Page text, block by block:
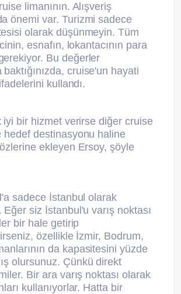
limanının. Alışveriş
önemi var. Turizmi sadece
olarak düşünmeyin. Tüm
esnafın, lokantacının para
Bu değerler
baktığınızda, cruise'un hayati
kullandı.
iyi bir hizmet verirse diğer cruise
hedef destinasyonu haline
ekleyen Ersoy, şöyle
sadece İstanbul olarak
Eğer siz İstanbul'u varış noktası
bir hale getirip
özellikle İzmir, Bodrum,
da kapasitesini yüzde
olursunuz. Çünkü direkt
Bir ara varış noktası olarak
kullanıyorlar. Hatta bir